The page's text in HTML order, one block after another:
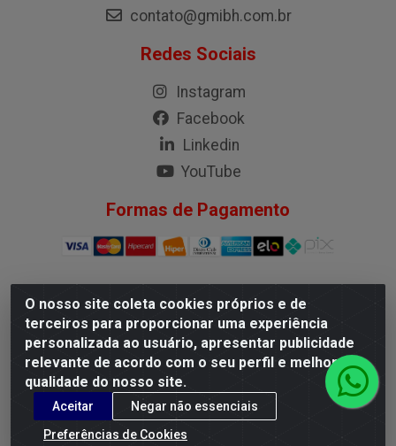
O nosso site coleta cookies próprios e de
terceiros para proporcionar uma experiência
personalizada ao usuário, apresentar publicidade
relevante de acordo com o seu perfil e melhorar a
qualidade do nosso site.
Aceitar
Negar não essenciais
Preferências de Cookies
contato@gmibh.com.br
Redes Sociais
Instagram
Facebook
Linkedin
YouTube
Formas de Pagamento
G.M.I. Distribuidora LTDA - Rua Conselheiro Pena, 50 - Santa
Branca, Belo Horizonte/MG - CEP 31.710-150 - CNPJ
04.098.359/0001-02